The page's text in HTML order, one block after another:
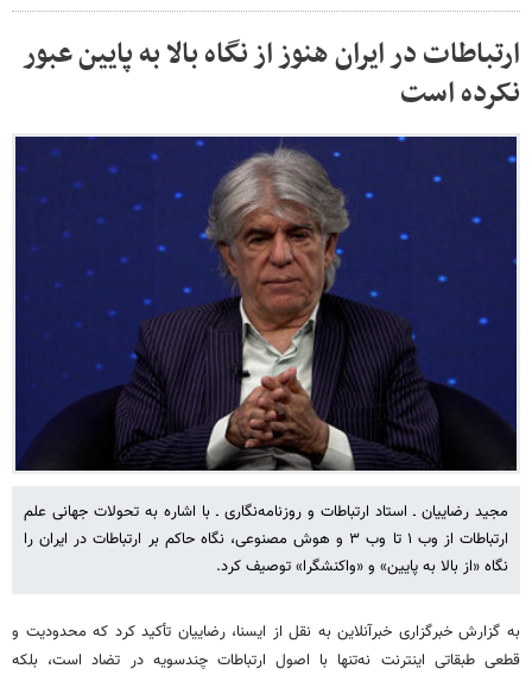
ارتباطات در ایران هنوز از نگاه بالا به پایین عبور
نکرده است
مجید رضاییان ـ استاد ارتباطات و روزنامه‌نگاری ـ با اشاره به تحولات جهانی علم
ارتباطات از وب ۱ تا وب ۳ و هوش مصنوعی، نگاه حاکم بر ارتباطات در ایران را
نگاه «از بالا به پایین» و «واکنشگرا» توصیف کرد.
به گزارش خبرگزاری خبرآنلاین به نقل از ایسنا، رضاییان تأکید کرد که محدودیت و
قطعی طبقاتی اینترنت نه‌تنها با اصول ارتباطات چندسویه در تضاد است، بلکه